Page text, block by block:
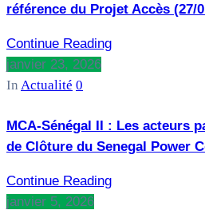
référence du Projet Accès (27/
Continue Reading
janvier 23, 2026
In Actualité 0
MCA-Sénégal II : Les acteurs
de Clôture du Senegal Power
Continue Reading
janvier 5, 2026